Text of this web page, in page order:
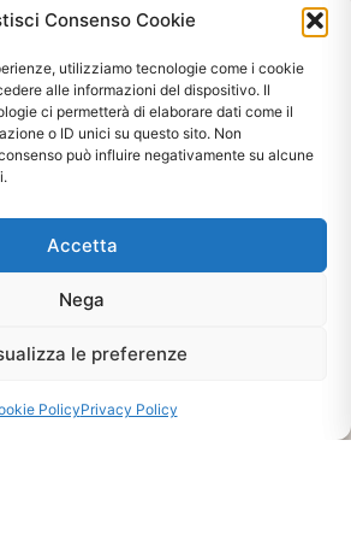
Consenso Cookie
utilizziamo tecnologie come i cookie
alle informazioni del dispositivo. Il
ci permetterà di elaborare dati come il
o ID unici su questo sito. Non
può influire negativamente su alcune
Accetta
Nega
le preferenze
PolicyPrivacy Policy
E